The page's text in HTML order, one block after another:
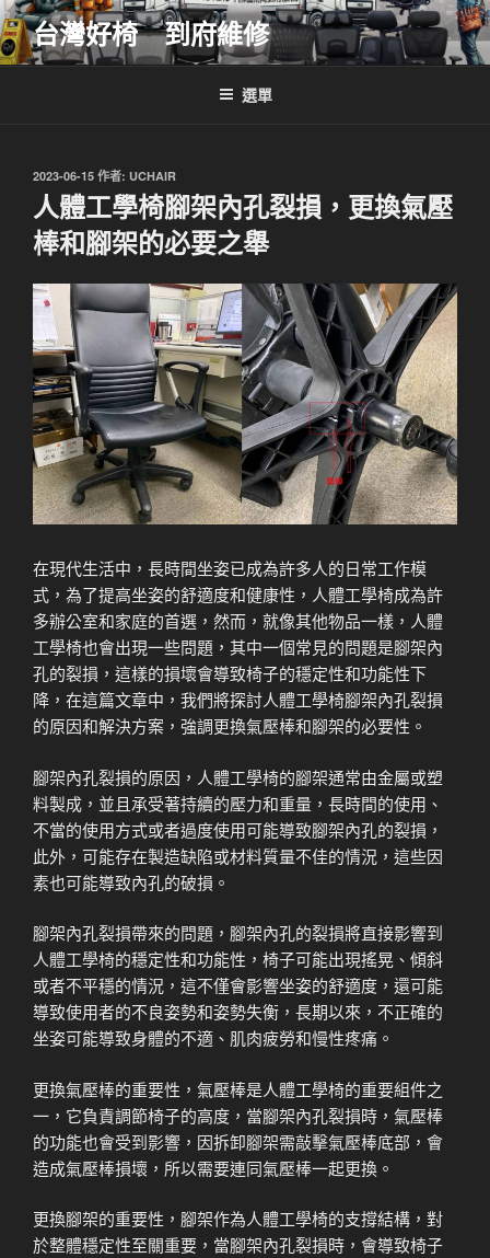
跳
至
主
台灣好椅 到府維修
選單
發
於
2023-06-15 作者: UCHAIR
人體工學椅腳架內孔裂損，更換氣壓
棒和腳架的必要之舉
在現代生活中，長時間坐姿已成為許多人的日常工作模
式，為了提高坐姿的舒適度和健康性，人體工學椅成為許
多辦公室和家庭的首選，然而，就像其他物品一樣，人體
工學椅也會出現一些問題，其中一個常見的問題是腳架內
孔的裂損，這樣的損壞會導致椅子的穩定性和功能性下
降，在這篇文章中，我們將探討人體工學椅腳架內孔裂損
的原因和解決方案，強調更換氣壓棒和腳架的必要性。
腳架內孔裂損的原因，人體工學椅的腳架通常由金屬或塑
料製成，並且承受著持續的壓力和重量，長時間的使用、
不當的使用方式或者過度使用可能導致腳架內孔的裂損，
此外，可能存在製造缺陷或材料質量不佳的情況，這些因
素也可能導致內孔的破損。
腳架內孔裂損帶來的問題，腳架內孔的裂損將直接影響到
人體工學椅的穩定性和功能性，椅子可能出現搖晃、傾斜
或者不平穩的情況，這不僅會影響坐姿的舒適度，還可能
導致使用者的不良姿勢和姿勢失衡，長期以來，不正確的
坐姿可能導致身體的不適、肌肉疲勞和慢性疼痛。
更換氣壓棒的重要性，氣壓棒是人體工學椅的重要組件之
一，它負責調節椅子的高度，當腳架內孔裂損時，氣壓棒
的功能也會受到影響，因拆卸腳架需敲擊氣壓棒底部，會
造成氣壓棒損壞，所以需要連同氣壓棒一起更換。
更換腳架的重要性，腳架作為人體工學椅的支撐結構，對
於整體穩定性至關重要，當腳架內孔裂損時，會導致椅子